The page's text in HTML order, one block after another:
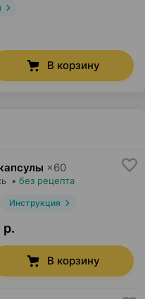
В корзину
×60
• без рецепта
Инструкция
В корзину